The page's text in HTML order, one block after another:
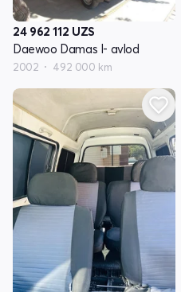
24 962 112 UZS
Daewoo Damas I- avlod
2002 492 000 km